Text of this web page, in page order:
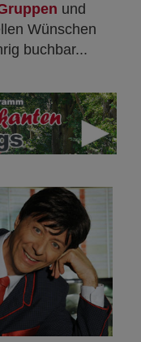
und
Wünschen
buchbar...